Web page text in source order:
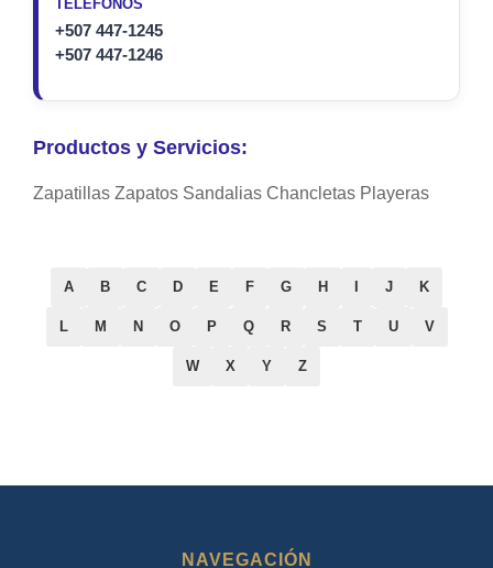
TELÉFONOS
+507 447-1245
+507 447-1246
Productos y Servicios:
Zapatillas Zapatos Sandalias Chancletas Playeras
A B C D E F G H J K
L M N O P Q R S T U V
W X Y Z
NAVEGACIÓN